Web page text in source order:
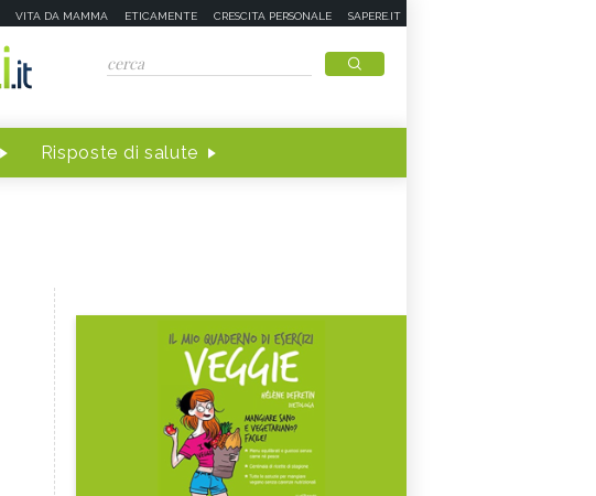
VITA DA MAMMA ETICAMENTE CRESCITA PERSONALE SAPERE.IT
Risposte di salute